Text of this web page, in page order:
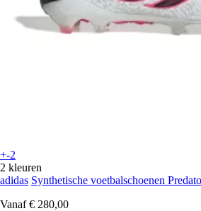
+-2
2 kleuren
adidas Synthetische voetbalschoenen
Vanaf € 280,00